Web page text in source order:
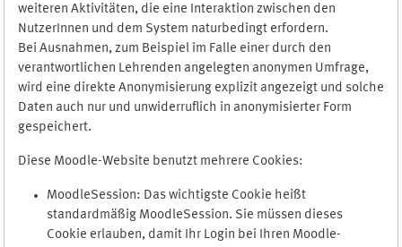
weiteren Aktivitäten, die eine Interaktion zwischen den
NutzerInnen und dem System naturbedingt erfordern.
Bei Ausnahmen, zum Beispiel im Falle einer durch den
verantwortlichen Lehrenden angelegten anonymen Umfrage,
wird eine direkte Anonymisierung explizit angezeigt und solche
Daten auch nur und unwiderruflich in anonymisierter Form
gespeichert.
Diese Moodle-Website benutzt mehrere Cookies:
MoodleSession: Das wichtigste Cookie heißt
standardmäßig MoodleSession. Sie müssen dieses
Cookie erlauben, damit Ihr Login bei Ihren Moodle-